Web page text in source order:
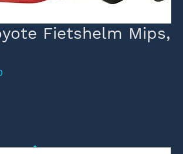
Fietshelm Mips,